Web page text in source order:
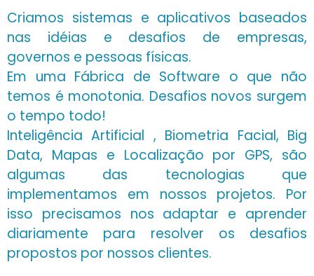
Criamos sistemas e aplicativos baseados
nas idéias e desafios de empresas,
governos e pessoas físicas.
Em uma Fábrica de Software o que não
temos é monotonia. Desafios novos surgem
o tempo todo!
Inteligência Artificial , Biometria Facial, Big
Data, Mapas e Localização por GPS, são
algumas das tecnologias que
implementamos em nossos projetos. Por
isso precisamos nos adaptar e aprender
diariamente para resolver os desafios
propostos por nossos clientes.